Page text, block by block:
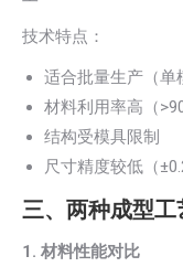
技术特点：
适合批量生产（单
材料利用率高（
结构受模具限制
尺寸精度较低（
三、两种成型
1. 材料性能对比